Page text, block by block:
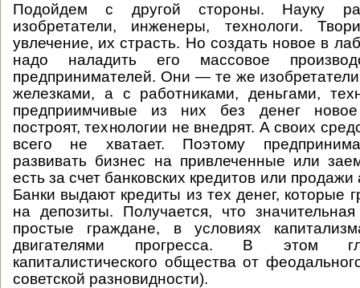
Подойдем с другой стороны. Науку
изобретатели, инженеры, технологи.
увлечение, их страсть. Но создать новое в
надо наладить его массовое
предпринимателей. Они — те же
железками, а с работниками, деньгами,
предприимчивые из них без денег
построят, технологии не внедрят. А своих
всего не хватает. Поэтому
развивать бизнес на привлеченные или
есть за счет банковских кредитов или
Банки выдают кредиты из тех денег, которые
на депозиты. Получается, что
простые граждане, в условиях
двигателями прогресса. В этом
капиталистического общества от
советской разновидности).